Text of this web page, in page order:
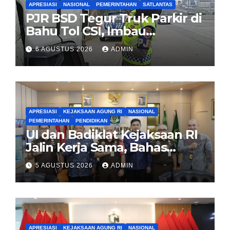
APRESIASI NASIONAL PEMERINTAHAN SATLANTAS
PJR BSD Tegur Truk Parkir di
Bahu Tol CSI, Imbau
Pengendara Tertib
6 AGUSTUS 2026 ADMIN
APRESIASI KEJAKSAAN AGUNG RI
NASIONAL
PEMERINTAHAN
PENDIDIKAN
UI dan Badiklat Kejaksaan RI
Jalin Kerja Sama, Bahas
Pembentukan Pusat Studi
Kajian Kejaksaan
5 AGUSTUS 2026 ADMIN
APRESIASI KEJAKSAAN AGUNG RI
NASIONAL